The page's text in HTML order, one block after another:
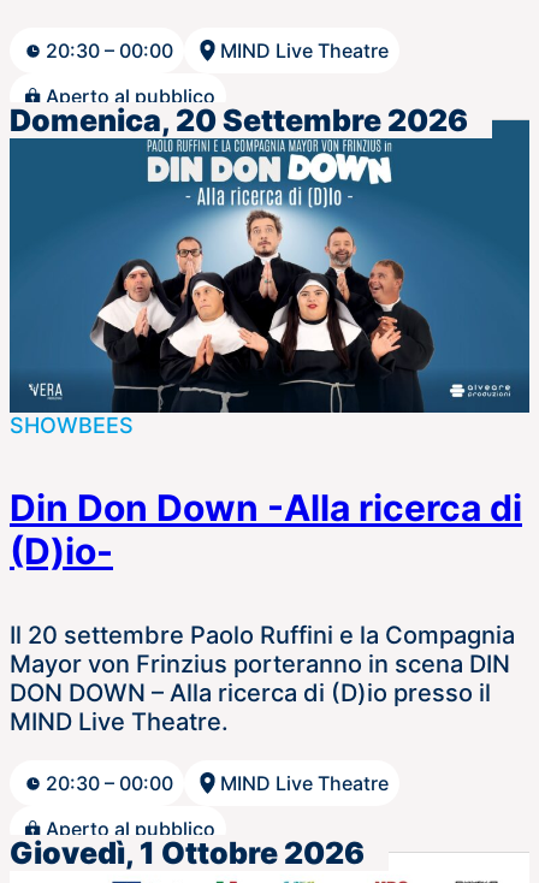
20:30 – 00:00
MIND Live Theatre
Aperto al pubblico
Domenica, 20 Settembre 2026
SHOWBEES
Din Don Down -Alla ricerca di
(D)io-
Il 20 settembre Paolo Ruffini e la Compagnia
Mayor von Frinzius porteranno in scena DIN
DON DOWN – Alla ricerca di (D)io presso il
MIND Live Theatre.
20:30 – 00:00
MIND Live Theatre
Aperto al pubblico
Giovedì, 1 Ottobre 2026